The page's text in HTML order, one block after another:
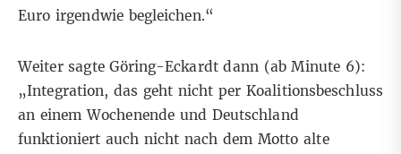
Euro irgendwie begleichen.“
Weiter sagte Göring-Eckardt dann (ab Minute 6):
„Integration, das geht nicht per Koalitionsbeschluss
an einem Wochenende und Deutschland
funktioniert auch nicht nach dem Motto alte